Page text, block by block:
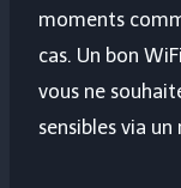
moments
cas. Un bon
vous ne
sensibles via